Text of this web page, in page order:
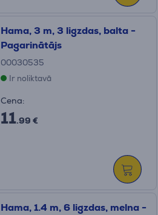
Hama, 3 m, 3 ligzdas, balta -
Pagarinātājs
00030535
Ir noliktavā
Cena:
11.99 €
Hama, 1.4 m, 6 ligzdas, melna -